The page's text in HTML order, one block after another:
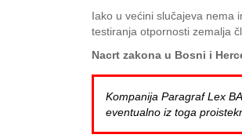
Iako u većini slučajeva nema
testiranja otpornosti zemalja
Nacrt zakona u Bosni i
Kompanija Paragraf Lex
eventualno iz toga